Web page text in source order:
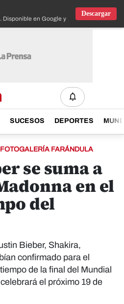
Disponible en Google y IOS
Descargar
SUCESOS DEPORTES
FOTOGALERÍA FARÁNDULA
se suma a
en el
del
Bieber, Shakira,
confirmado para el
de la final del Mundial
el próximo 19 de